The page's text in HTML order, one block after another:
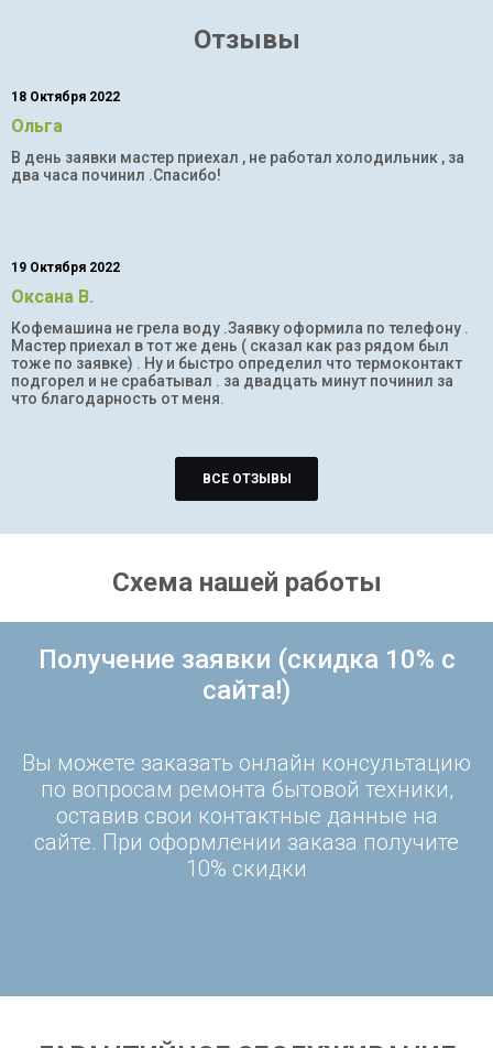
Отзывы
18 Октября 2022
Ольга
В день заявки мастер приехал , не работал холодильник , за
два часа починил .Спасибо!
19 Октября 2022
Оксана В.
Кофемашина не грела воду .Заявку оформила по телефону .
Мастер приехал в тот же день ( сказал как раз рядом был
тоже по заявке) . Ну и быстро определил что термоконтакт
подгорел и не срабатывал . за двадцать минут починил за
что благодарность от меня.
ВСЕ ОТЗЫВЫ
Схема нашей работы
Получение заявки (скидка 10% с
сайта!)
Вы можете заказать онлайн консультацию
по вопросам ремонта бытовой техники,
оставив свои контактные данные на
сайте. При оформлении заказа получите
10% скидки